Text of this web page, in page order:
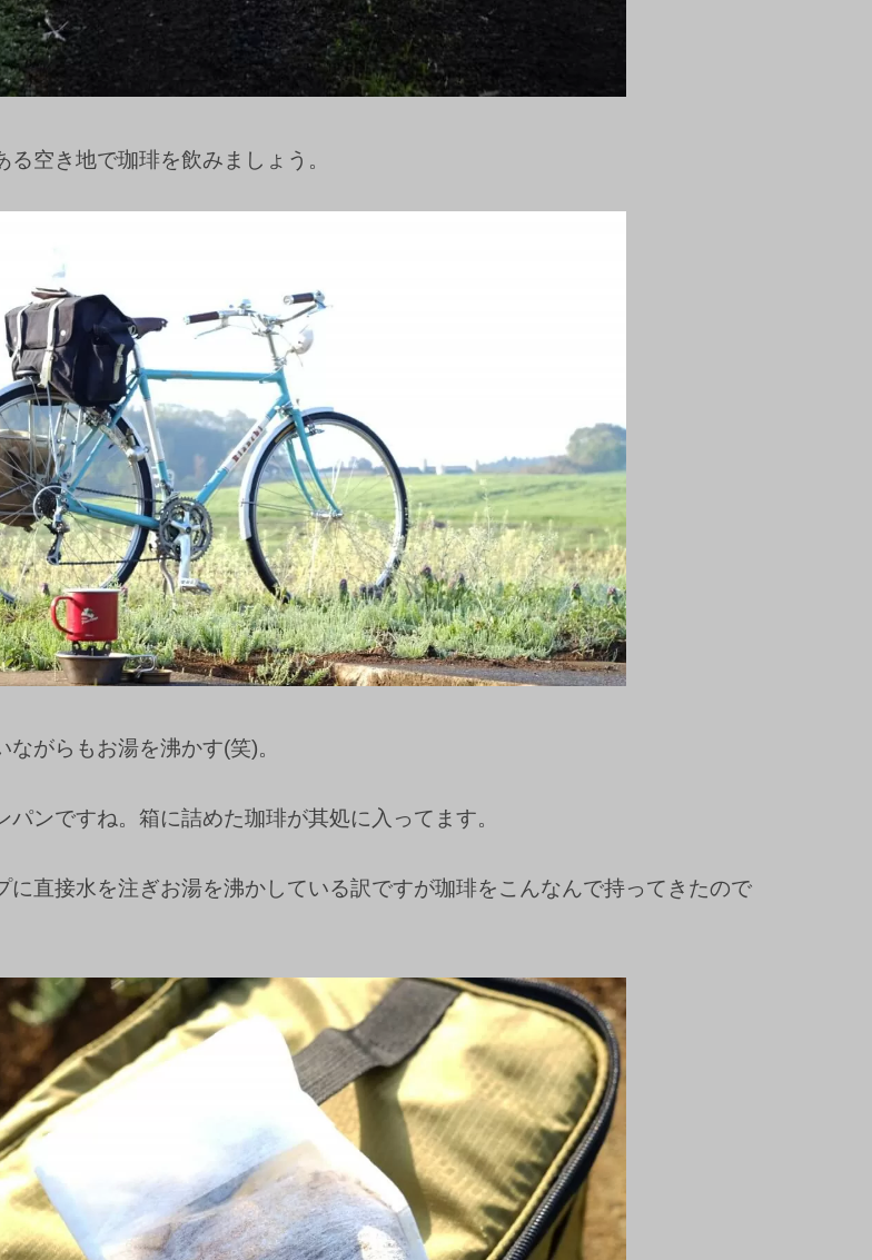
空き地で珈琲を飲みましょう。
がらもお湯を沸かす(笑)。
パンですね。箱に詰めた珈琲が其処に入ってます。
に直接水を注ぎお湯を沸かしている訳ですが珈琲をこんなんで持ってきたので